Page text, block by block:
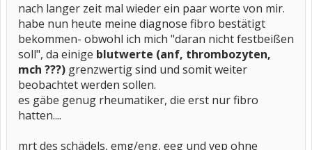
nach langer zeit mal wieder ein paar worte von mir.
habe nun heute meine diagnose fibro bestätigt
bekommen- obwohl ich mich "daran nicht festbeißen
soll", da einige blutwerte (anf, thrombozyten,
mch ???) grenzwertig sind und somit weiter
beobachtet werden sollen.
es gäbe genug rheumatiker, die erst nur fibro
hatten....
mrt des schädels, emg/eng, eeg und vep ohne